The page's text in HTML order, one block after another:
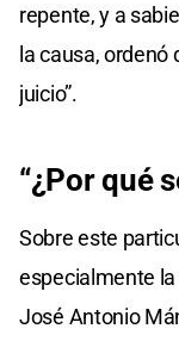
repente, y a
la causa, ordenó
juicio”.
“¿Por qué
Sobre este
especialmente
José Antonio